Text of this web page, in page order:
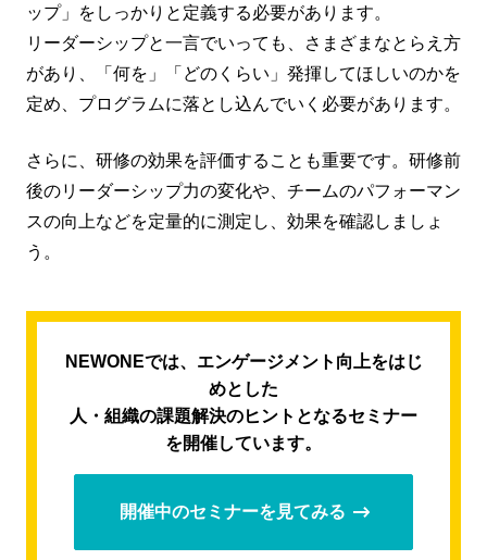
ップ」をしっかりと定義する必要があります。
リーダーシップと一言でいっても、さまざまなとらえ方
があり、「何を」「どのくらい」発揮してほしいのかを
定め、プログラムに落とし込んでいく必要があります。
さらに、研修の効果を評価することも重要です。研修前
後のリーダーシップ力の変化や、チームのパフォーマン
スの向上などを定量的に測定し、効果を確認しましょ
う。
NEWONEでは、エンゲージメント向上をはじ
めとした
人・組織の課題解決のヒントとなるセミナー
を開催しています。
開催中のセミナーを見てみる